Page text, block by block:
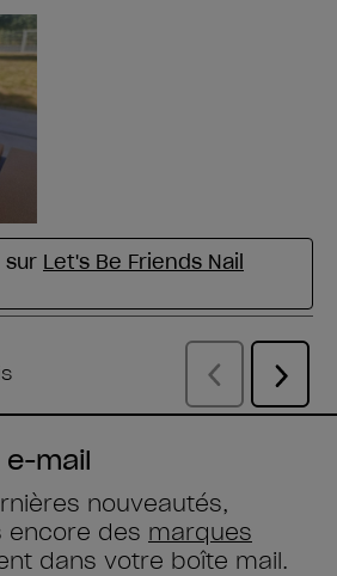
e-mail
nouveautés,
encore des marques
dans votre boîte mail.